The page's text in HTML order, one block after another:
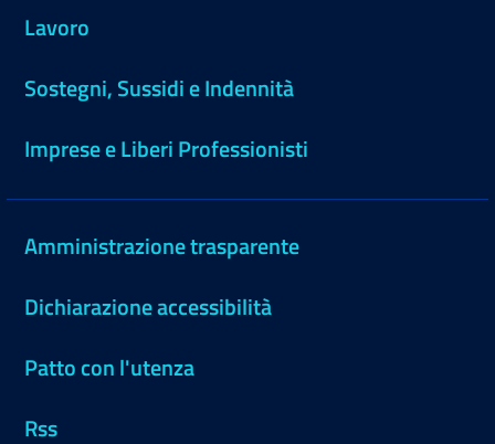
Lavoro
Sostegni, Sussidi e Indennità
Imprese e Liberi Professionisti
Amministrazione trasparente
Dichiarazione accessibilità
Patto con l'utenza
Rss